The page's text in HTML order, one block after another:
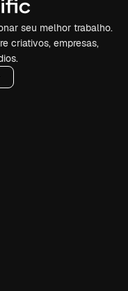
seu melhor trabalho.
criativos, empresas,